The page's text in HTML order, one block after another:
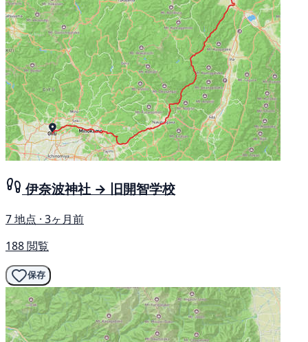
伊奈波神社 → 旧開智学校
7 地点 · 3ヶ月前
188 閲覧
保存